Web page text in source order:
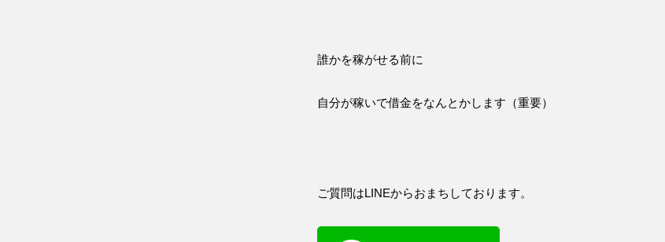
誰かを稼がせる前に
自分が稼いで借金をなんとかします（重要）
ご質問はLINEからおまちしております。